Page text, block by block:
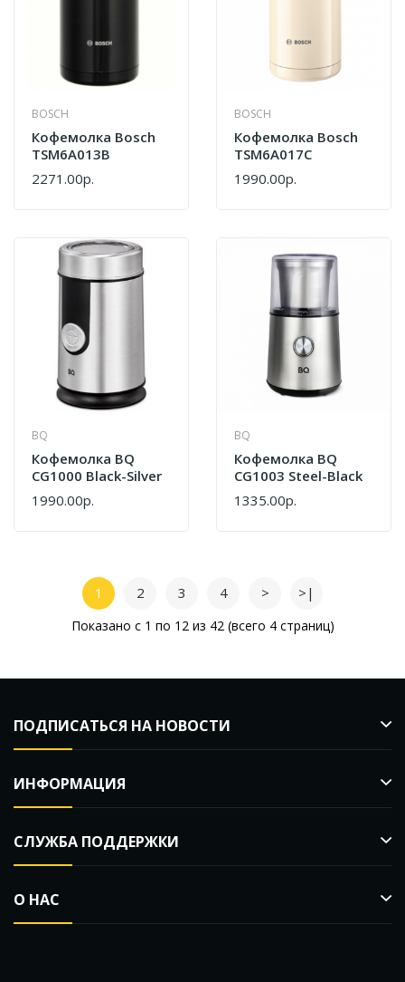
BOSCH
Кофемолка Bosch
TSM6A013B
2271.00р.
BOSCH
Кофемолка Bosch
TSM6A017C
1990.00р.
BQ
Кофемолка BQ
CG1000 Black-Silver
1990.00р.
BQ
Кофемолка BQ
CG1003 Steel-Black
1335.00р.
1 2 3 4 > >|
Показано с 1 по 12 из 42 (всего 4 страниц)
ПОДПИСАТЬСЯ НА НОВОСТИ
ИНФОРМАЦИЯ
СЛУЖБА ПОДДЕРЖКИ
О НАС